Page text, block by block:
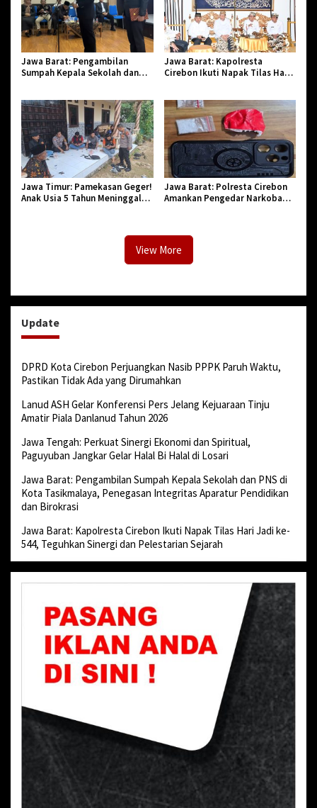
Jawa Barat: Pengambilan
Sumpah Kepala Sekolah dan
Pendidikan dan Birokrasi
Jawa Barat: Kapolresta
Cirebon Ikuti Napak Tilas Hari
Jawa Timur: Pamekasan Geger!
Anak Usia 5 Tahun Meninggal
Jawa Barat: Polresta Cirebon
Amankan Pengedar Narkoba
View More
Update
DPRD Kota Cirebon Perjuangkan Nasib PPPK Paruh Waktu,
Pastikan Tidak Ada yang Dirumahkan
Lanud ASH Gelar Konferensi Pers Jelang Kejuaraan Tinju
Amatir Piala Danlanud Tahun 2026
Jawa Tengah: Perkuat Sinergi Ekonomi dan Spiritual,
Paguyuban Jangkar Gelar Halal Bi Halal di Losari
Jawa Barat: Pengambilan Sumpah Kepala Sekolah dan PNS di
Kota Tasikmalaya, Penegasan Integritas Aparatur Pendidikan
dan Birokrasi
Jawa Barat: Kapolresta Cirebon Ikuti Napak Tilas Hari Jadi ke-
544, Teguhkan Sinergi dan Pelestarian Sejarah